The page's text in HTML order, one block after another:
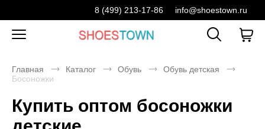
8 (499) 213-17-86 info@shoestown.ru
Главная Каталог Обувь
Обувь детская
Босоножки
Купить оптом босоножки